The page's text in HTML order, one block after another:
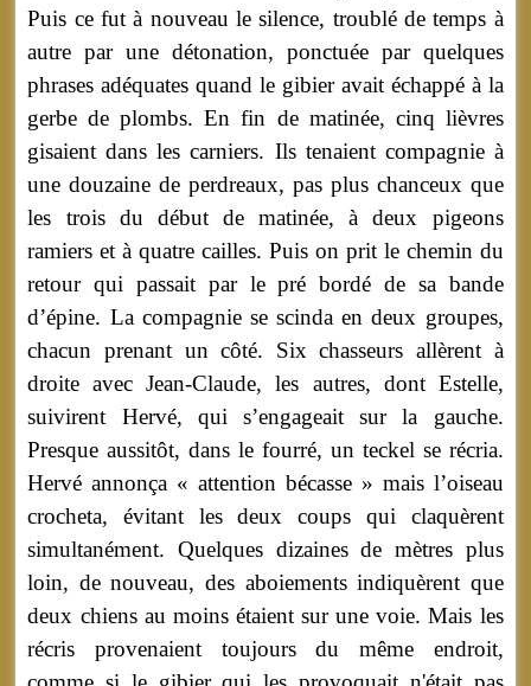
Puis ce fut à nouveau le silence, troublé de temps à
autre par une détonation, ponctuée par quelques
phrases adéquates quand le gibier avait échappé à la
gerbe de plombs. En fin de matinée, cinq lièvres
gisaient dans les carniers. Ils tenaient compagnie à
une douzaine de perdreaux, pas plus chanceux que
les trois du début de matinée, à deux pigeons
ramiers et à quatre cailles. Puis on prit le chemin du
retour qui passait par le pré bordé de sa bande
d’épine. La compagnie se scinda en deux groupes,
chacun prenant un côté. Six chasseurs allèrent à
droite avec Jean-Claude, les autres, dont Estelle,
suivirent Hervé, qui s’engageait sur la gauche.
Presque aussitôt, dans le fourré, un teckel se récria.
Hervé annonça « attention bécasse » mais l’oiseau
crocheta, évitant les deux coups qui claquèrent
simultanément. Quelques dizaines de mètres plus
loin, de nouveau, des aboiements indiquèrent que
deux chiens au moins étaient sur une voie. Mais les
récris provenaient toujours du même endroit,